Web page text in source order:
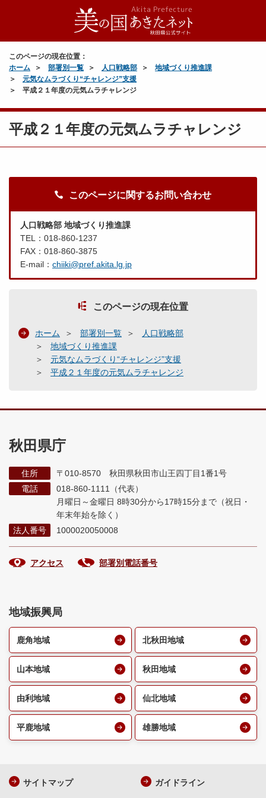
このページの現在位置：
ホーム
部署別一覧 人口戦略部
地域づくり推進課
元気なムラづくり“チャレンジ”支援
平成２１年度の元気ムラチャレンジ
平成２１年度の元気ムラチャレンジ
このページに関するお問い合わせ
人口戦略部 地域づくり推進課
TEL：018-860-1237
FAX：018-860-3875
E-mail： chiiki@pref.akita.lg.jp
このページの現在位置
ホーム 部署別一覧
人口戦略部
地域づくり推進課
元気なムラづくり“チャレンジ”支援
平成２１年度の元気ムラチャレンジ
秋田県庁
住所
〒010-8570 秋田県秋田市山王四丁目1番1号
電話
018-860-1111（代表）
月曜日～金曜日 8時30分から17時15分まで （祝日・
年末年始を除く）
法人番号
1000020050008
アクセス 部署別電話番号
地域振興局
鹿角地域 北秋田地域
山本地域 秋田地域
由利地域 仙北地域
平鹿地域 雄勝地域
サイトマップ ガイドライン